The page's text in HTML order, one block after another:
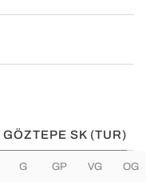
SK (TUR)
G GP VG OG